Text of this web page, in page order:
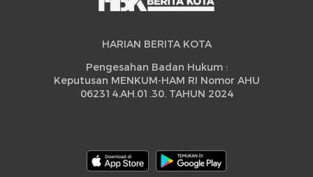
HARIAN BERITA KOTA
Pengesahan Badan Hukum :
Keputusan MENKUM-HAM RI Nomor AHU
062314.AH.01.30. TAHUN 2024